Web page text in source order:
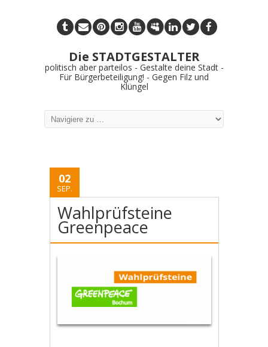
Die STADTGESTALTER
politisch aber parteilos - Gestalte deine Stadt -
Für Bürgerbeteiligung! - Gegen Filz und
Klüngel
02
SEP.
Wahlprüfsteine
Greenpeace